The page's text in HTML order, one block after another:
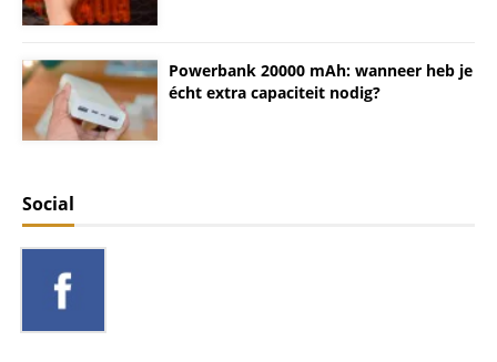
Powerbank 20000 mAh: wanneer heb je
écht extra capaciteit nodig?
Social